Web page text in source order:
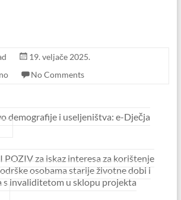
19. veljače 2025.
No Comments
demografije i useljeništva: e-Dječja
POZIV za iskaz interesa za korištenje
osobama starije životne dobi i
s invaliditetom u sklopu projekta